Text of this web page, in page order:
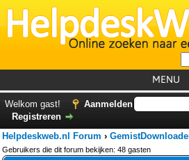
MENU
Foutcodes
Welkom gast!
Aanmelden
Registreren
Helpdeskweb.nl Forum ›
Gebruikers die dit forum bekijken: 48 gasten